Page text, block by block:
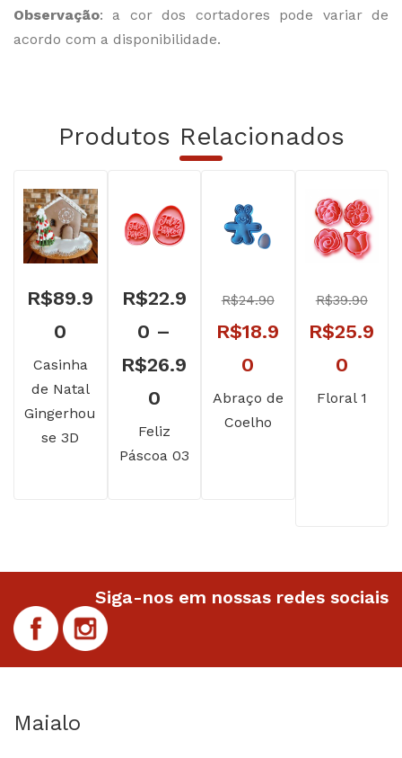
Observação: a cor dos cortadores pode variar de
acordo com a disponibilidade.
Produtos Relacionados
R$89.9
0
Casinha
de Natal
Gingerhou
se 3D
R$22.9
0 –
R$26.9
0Faixa
de
preço:
Feliz
Páscoa 03
R$24.90
O
preço
original
era:
R$18.9
0
preço
atual
Abraço de
Coelho
R$39.90
O
preço
original
R$25.9
0O
preço
Floral 1
Siga-nos em nossas redes sociais
Maialo